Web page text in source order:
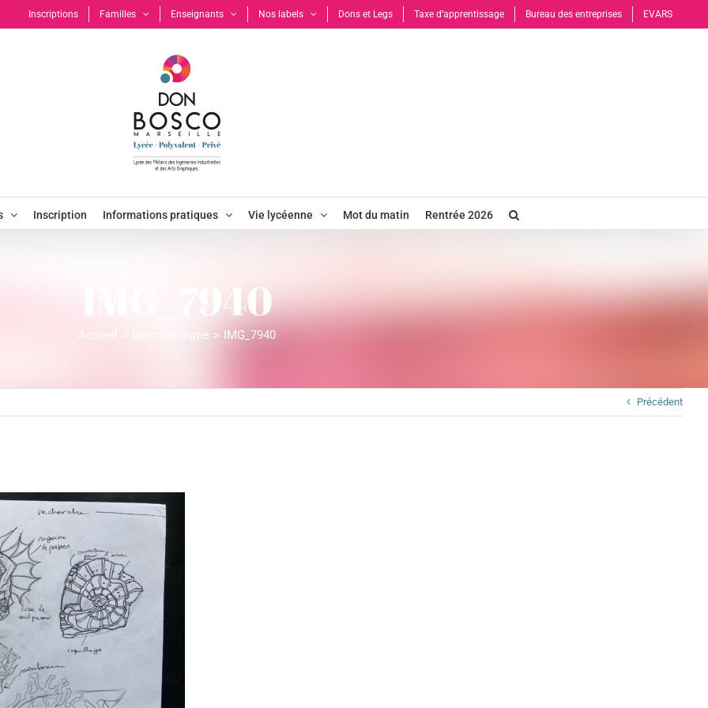
Inscriptions Familles Enseignants Nos labels Dons et Legs Taxe d’apprentissage Bureau des entreprises EVARS
Inscription Informations pratiques Vie lycéenne Mot du matin Rentrée 2026
IMG_7940
Accueil Biomorphisme IMG_7940
Précédent